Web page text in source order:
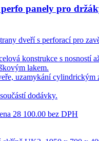
panely pro
dveří s perforací pro
konstrukce s nosností
lakem.
uzamykání cylindrickým
dodávky.
28 100.00 bez DPH